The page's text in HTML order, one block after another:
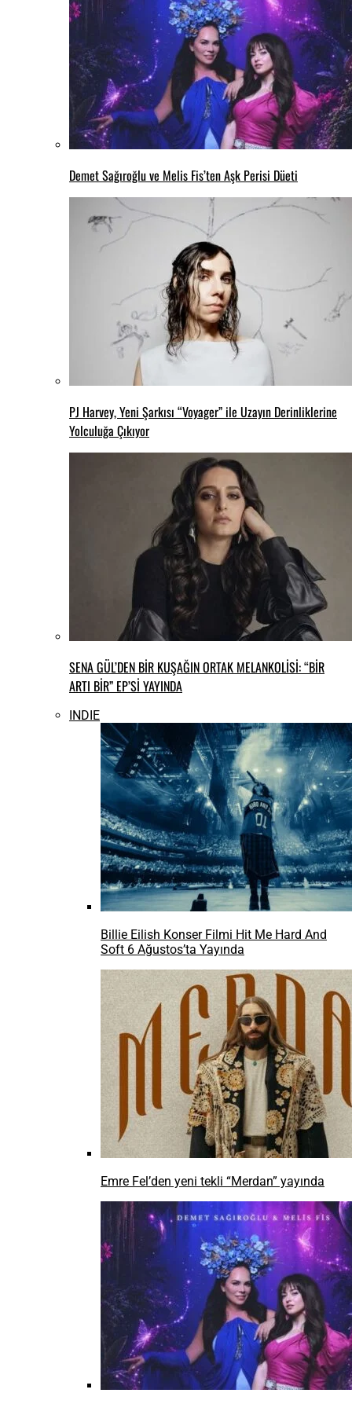
Demet Sağıroğlu ve Melis Fis’ten Aşk Perisi Düeti
PJ Harvey, Yeni Şarkısı “Voyager” ile Uzayın Derinliklerine
Yolculuğa Çıkıyor
SENA GÜL’DEN BİR KUŞAĞIN ORTAK MELANKOLİSİ: “BİR
ARTI BİR” EP’Sİ YAYINDA
INDIE
Billie Eilish Konser Filmi Hit Me Hard And
Soft 6 Ağustos’ta Yayında
Emre Fel’den yeni tekli “Merdan” yayında